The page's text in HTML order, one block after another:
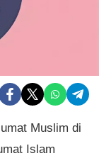
Muslim di
Islam